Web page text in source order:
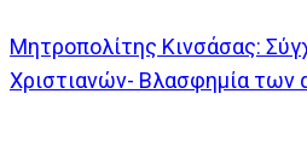
Μητροπολίτης Κινσάσας:
Χριστιανών- Βλασφημία των